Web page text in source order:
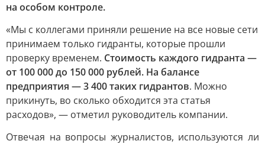
на особом контроле.
«Мы с коллегами приняли решение на все новые сети
принимаем только гидранты, которые прошли
проверку временем. Стоимость каждого гидранта —
от 100 000 до 150 000 рублей. На балансе
предприятия — 3 400 таких гидрантов. Можно
прикинуть, во сколько обходится эта статья
расходов», — отметил руководитель компании.
Отвечая на вопросы журналистов, используются ли